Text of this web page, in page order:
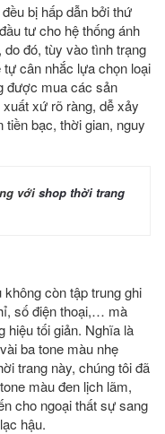
bị hấp dẫn bởi thứ
tư cho hệ thống ánh
đó, tùy vào tình trạng
cân nhắc lựa chọn loại
được mua các sản
xứ rõ ràng, dễ xảy
bạc, thời gian, nguy
với shop thời trang
còn tập trung ghi
số điện thoại,… mà
hiệu tối giản. Nghĩa là
ba tone màu nhẹ
trang này, chúng tôi đã
màu đen lịch lãm,
cho ngoại thất sự sang
hậu.